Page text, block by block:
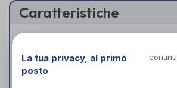
Caratteristiche
elastico ad alta tenuta.
Anima in alluminio in modo
La tua privacy, al primo
posto